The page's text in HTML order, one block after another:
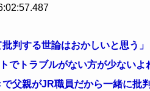
判する世論はおかしいと思う」
でトラブルがない方が少ないよ
父親がJR職員だから一緒に批